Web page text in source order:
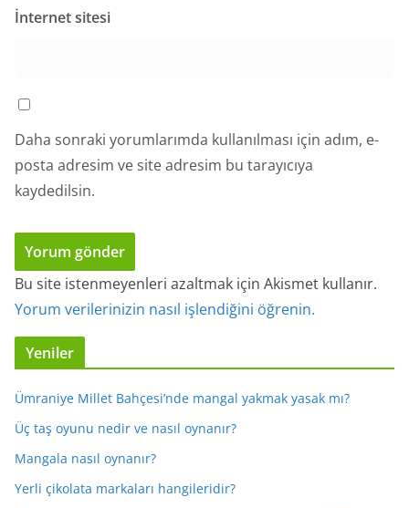
İnternet sitesi
Daha sonraki yorumlarımda kullanılması için adım, e-
posta adresim ve site adresim bu tarayıcıya
kaydedilsin.
Bu site istenmeyenleri azaltmak için Akismet kullanır.
Yorum verilerinizin nasıl işlendiğini öğrenin.
Yeniler
Ümraniye Millet Bahçesi’nde mangal yakmak yasak mı?
Üç taş oyunu nedir ve nasıl oynanır?
Mangala nasıl oynanır?
Yerli çikolata markaları hangileridir?